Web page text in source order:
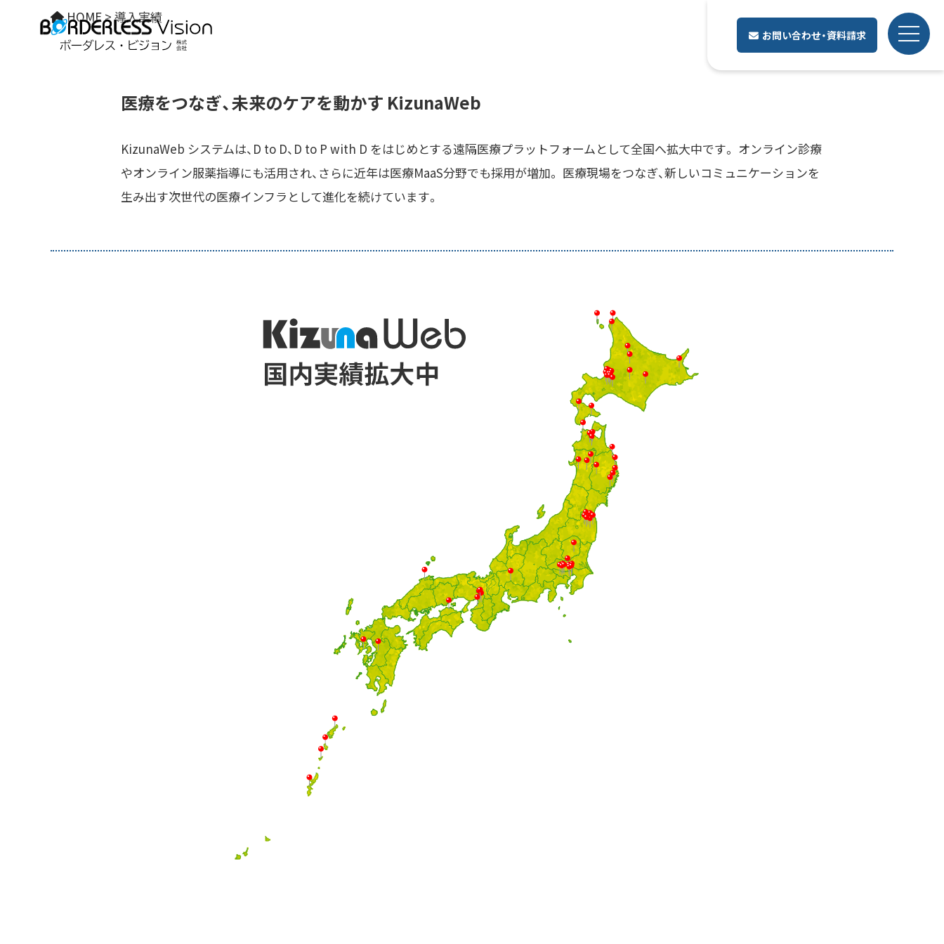
お問い合わせ・資料請求
HOME>導入実績
医療をつなぎ、未来のケアを動かす KizunaWeb
KizunaWeb システムは、D to D、D to P with D をはじめとする遠隔医療プラットフォームとして全国へ拡大中です。 オンライン診療
やオンライン服薬指導にも活用され、さらに近年は医療MaaS分野でも採用が増加。 医療現場をつなぎ、新しいコミュニケーションを
生み出す次世代の医療インフラとして進化を続けています。